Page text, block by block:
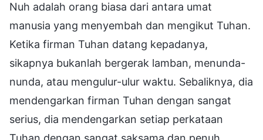
Nuh adalah orang biasa dari antara umat
manusia yang menyembah dan mengikut Tuhan.
Ketika firman Tuhan datang kepadanya,
sikapnya bukanlah bergerak lamban, menunda-
nunda, atau mengulur-ulur waktu. Sebaliknya, dia
mendengarkan firman Tuhan dengan sangat
serius, dia mendengarkan setiap perkataan